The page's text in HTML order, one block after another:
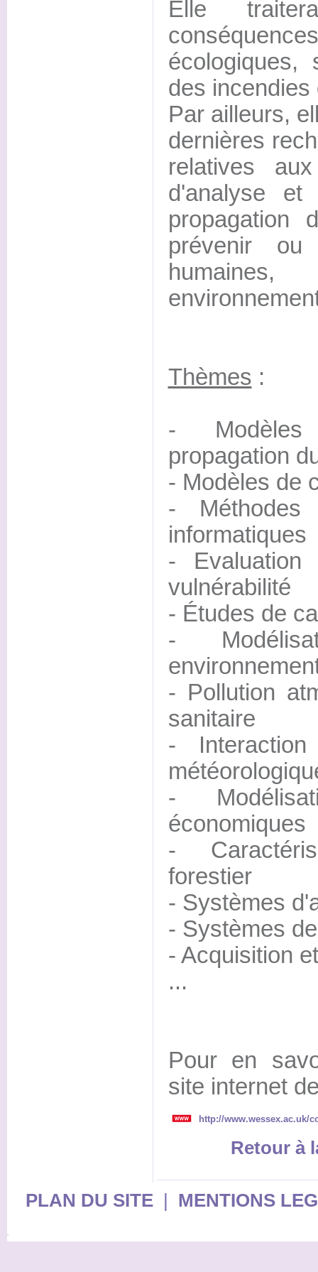
Elle
écologiques,
des incendies
Par ailleurs,
dernières
relatives
d'analyse
prévenir
Thèmes :
- Modèles
propagation
- Modèles de
- Méthodes
informatiques
-
vulnérabilité
- Études de
-
- Pollution
sanitaire
-
-
économiques
-
forestier
- Systèmes
- Systèmes
- Acquisition
...
Pour en
site internet
http://www.wessex.ac.uk/
Retour à
PLAN DU SITE| MENTIONS